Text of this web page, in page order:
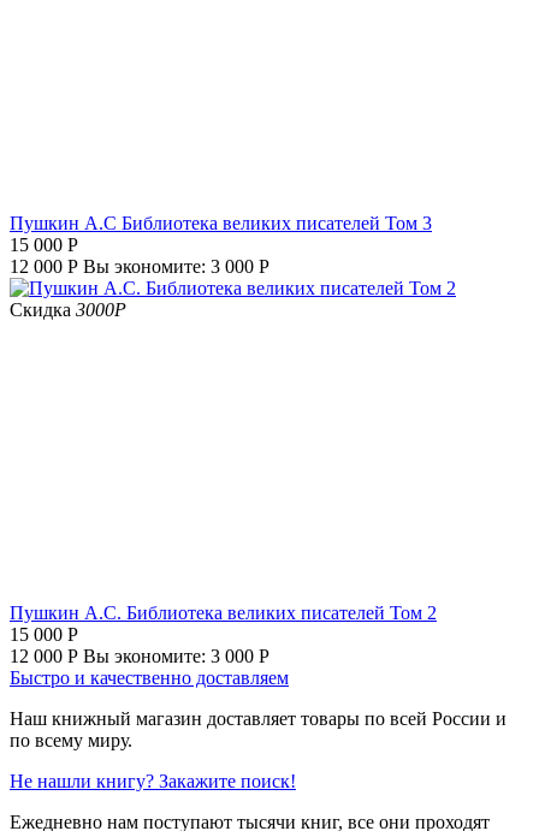
Пушкин А.С Библиотека великих писателей Том 3
15 000 Р
12 000 Р Вы экономите: 3 000 Р
Скидка 3000Р
Пушкин А.С. Библиотека великих писателей Том 2
15 000 Р
12 000 Р Вы экономите: 3 000 Р
Быстро и качественно доставляем
Наш книжный магазин доставляет товары по всей России и
по всему миру.
Не нашли книгу? Закажите поиск!
Ежедневно нам поступают тысячи книг, все они проходят